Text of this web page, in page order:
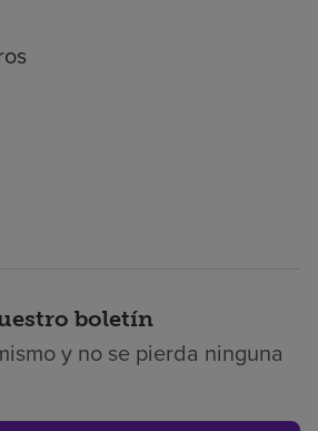
boletín
y no se pierda ninguna